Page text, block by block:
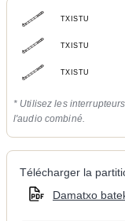
TXISTU
TXISTU
TXISTU
* Utilisez les
l'audio combiné.
Télécharger la
Damatxo